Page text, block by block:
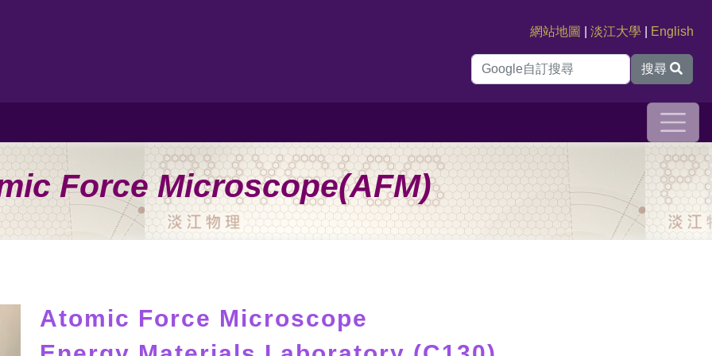
網站地圖 |淡江大學 English
搜尋
Force Microscope(AFM)
Atomic Force Microscope